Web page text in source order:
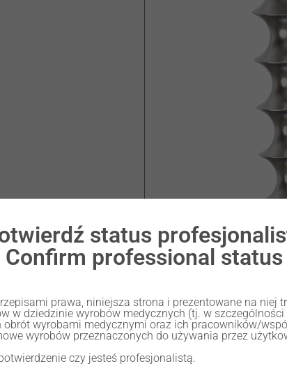
status
Confirm professional status
prawa, niniejsza strona i prezentowane na niej
w dziedzinie wyrobów medycznych (tj. w
wyrobami medycznymi oraz ich pracowników/
wyrobów przeznaczonych do używania przez
czy jesteś profesjonalistą.